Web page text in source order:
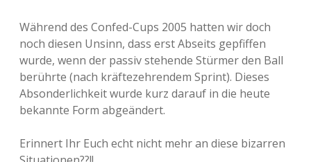
Während des Confed-Cups 2005 hatten wir doch
noch diesen Unsinn, dass erst Abseits gepfiffen
wurde, wenn der passiv stehende Stürmer den Ball
berührte (nach kräftezehrendem Sprint). Dieses
Absonderlichkeit wurde kurz darauf in die heute
bekannte Form abgeändert.
Erinnert Ihr Euch echt nicht mehr an diese bizarren